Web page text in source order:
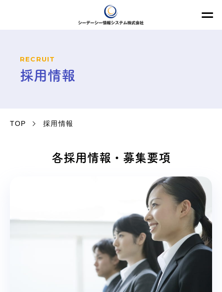
RECRUIT
採用情報
TOP 採用情報
各採用情報・募集要項